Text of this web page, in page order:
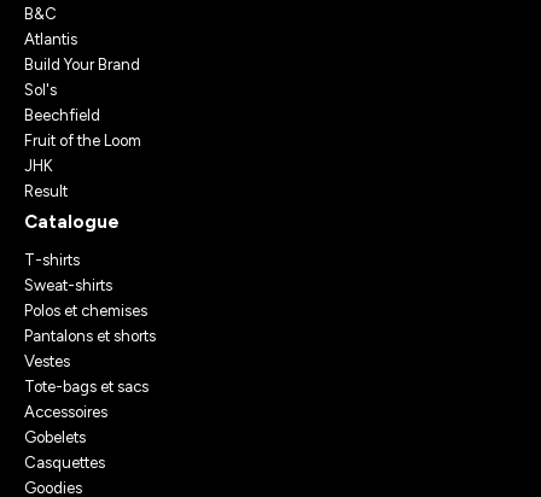
B&C
Atlantis
Build Your Brand
Sol's
Beechfield
Fruit of the Loom
JHK
Result
Catalogue
T-shirts
Sweat-shirts
Polos et chemises
Pantalons et shorts
Vestes
Tote-bags et sacs
Accessoires
Gobelets
Casquettes
Goodies